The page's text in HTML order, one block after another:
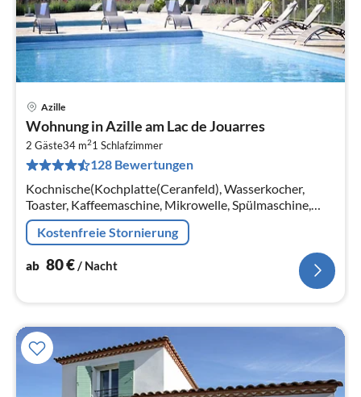
Azille
Wohnung in Azille am Lac de Jouarres
2 Gäste34 m21 Schlafzimmer
128 Bewertungen
Kochnische(Kochplatte(Ceranfeld), Wasserkocher,
Toaster, Kaffeemaschine, Mikrowelle, Spülmaschine,
Kühl-/Gefrierkombination), Wohn/Esszimmer(TV)
Kostenfreie Stornierung
ab 80€/ Nacht